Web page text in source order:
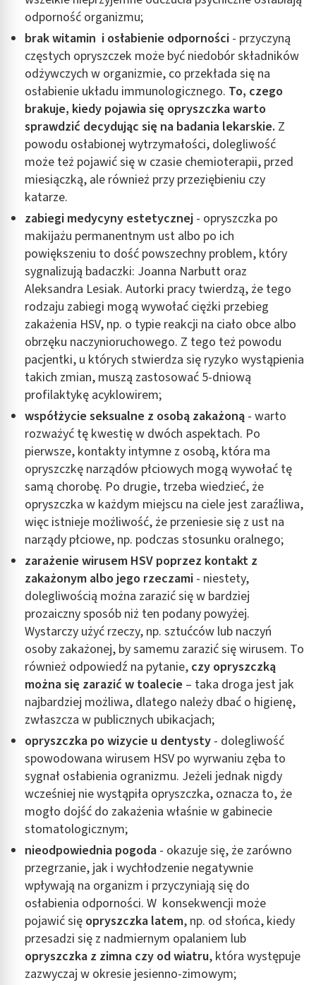
odporność organizmu;
brak witamin i osłabienie odporności - przyczyną
częstych opryszczek może być niedobór składników
odżywczych w organizmie, co przekłada się na
osłabienie układu immunologicznego. To, czego
brakuje, kiedy pojawia się opryszczka warto
sprawdzić decydując się na badania lekarskie. Z
powodu osłabionej wytrzymałości, dolegliwość
może też pojawić się w czasie chemioterapii, przed
miesiączką, ale również przy przeziębieniu czy
katarze.
zabiegi medycyny estetycznej - opryszczka po
makijażu permanentnym ust albo po ich
powiększeniu to dość powszechny problem, który
sygnalizują badaczki: Joanna Narbutt oraz
Aleksandra Lesiak. Autorki pracy twierdzą, że tego
rodzaju zabiegi mogą wywołać ciężki przebieg
zakażenia HSV, np. o typie reakcji na ciało obce albo
obrzęku naczynioruchowego. Z tego też powodu
pacjentki, u których stwierdza się ryzyko wystąpienia
takich zmian, muszą zastosować 5-dniową
profilaktykę acyklowirem;
współżycie seksualne z osobą zakażoną - warto
rozważyć tę kwestię w dwóch aspektach. Po
pierwsze, kontakty intymne z osobą, która ma
opryszczkę narządów płciowych mogą wywołać tę
samą chorobę. Po drugie, trzeba wiedzieć, że
opryszczka w każdym miejscu na ciele jest zaraźliwa,
więc istnieje możliwość, że przeniesie się z ust na
narządy płciowe, np. podczas stosunku oralnego;
zarażenie wirusem HSV poprzez kontakt z
zakażonym albo jego rzeczami - niestety,
dolegliwością można zarazić się w bardziej
prozaiczny sposób niż ten podany powyżej.
Wystarczy użyć rzeczy, np. sztućców lub naczyń
osoby zakażonej, by samemu zarazić się wirusem. To
również odpowiedź na pytanie, czy opryszczką
możnasię zarazić w toalecie – taka droga jest jak
najbardziej możliwa, dlatego należy dbać o higienę,
zwłaszcza w publicznych ubikacjach;
opryszczka po wizycie u dentysty - dolegliwość
spowodowana wirusem HSV po wyrwaniu zęba to
sygnał osłabienia ogranizmu. Jeżeli jednak nigdy
wcześniej nie wystąpiła opryszczka, oznacza to, że
mogło dojść do zakażenia właśnie w gabinecie
stomatologicznym;
nieodpowiednia pogoda - okazuje się, że zarówno
przegrzanie, jak i wychłodzenie negatywnie
wpływają na organizm i przyczyniają się do
osłabienia odporności. W konsekwencji może
pojawić się opryszczka latem, np. od słońca, kiedy
przesadzi się z nadmiernym opalaniem lub
opryszczka z zimna czy od wiatru, która występuje
zazwyczaj w okresie jesienno-zimowym;